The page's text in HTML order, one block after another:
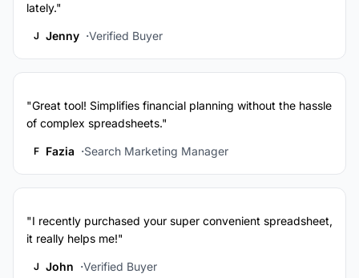
lately."
J Jenny Verified Buyer
"Great tool! Simplifies financial planning without the hassle
of complex spreadsheets."
F Fazia Search Marketing Manager
"I recently purchased your super convenient spreadsheet,
it really helps me!"
J John Verified Buyer